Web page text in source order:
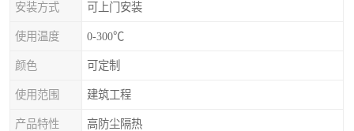
安装方式 可上门安装
使用温度 0-300℃
颜色 可定制
使用范围 建筑工程
产品特性 高防尘隔热